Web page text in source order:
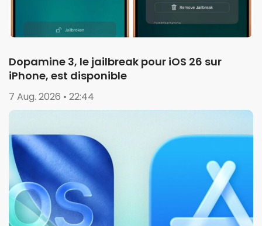
Dopamine 3, le jailbreak pour iOS 26 sur
iPhone, est disponible
7 Aug. 2026 • 22:44